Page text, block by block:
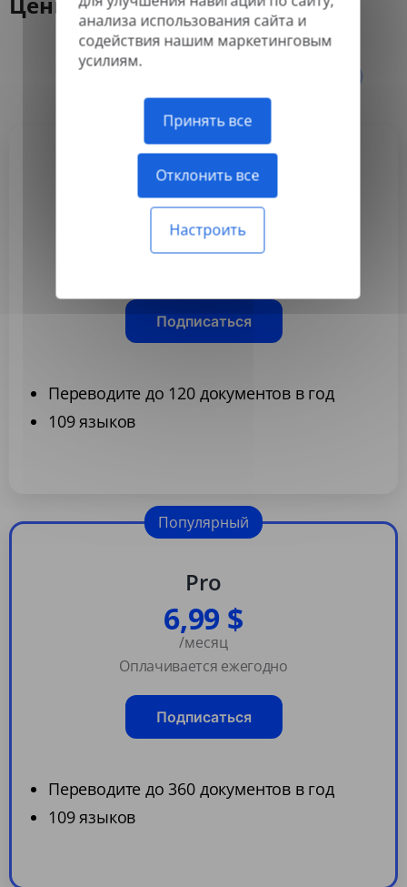
анализа использования сайта и
содействия нашим маркетинговым
усилиям.
Принять все
Отклонить все
Настроить
Ежемесячно
Basic
3,99 $
Подписаться
Переводите до 120 документов в год
109 языков
Pro
6,99 $
/месяц
Оплачивается ежегодно
Подписаться
Переводите до 360 документов в год
109 языков
Популярный